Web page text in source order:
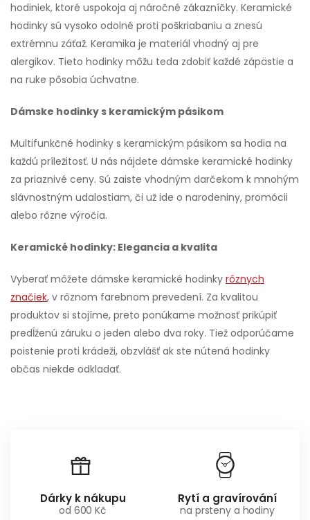
hodiniek, ktoré uspokoja aj náročné zákazníčky. Keramické
hodinky sú vysoko odolné proti poškriabaniu a znesú
extrémnu záťaž. Keramika je materiál vhodný aj pre
alergikov. Tieto hodinky môžu teda zdobiť každé zápästie a
na ruke pôsobia úchvatne.
Dámske hodinky s keramickým pásikom
Multifunkčné hodinky s keramickým pásikom sa hodia na
každú príležitosť. U nás nájdete dámske keramické hodinky
za priaznivé ceny. Sú zaiste vhodným darčekom k mnohým
slávnostným udalostiam, či už ide o narodeniny, promócii
alebo rôzne výročia.
Keramické hodinky: Elegancia a kvalita
Vyberať môžete dámske keramické hodinky rôznych
značiek, v rôznom farebnom prevedení. Za kvalitou
produktov si stojíme, preto ponúkame možnosť prikúpiť
predĺženú záruku o jeden alebo dva roky. Tiež odporúčame
poistenie proti krádeži, obzvlášť ak ste nútená hodinky
občas niekde odkladať.
Dárky k nákupu
od 600 Kč
Rytí a gravírování
na prsteny a hodiny